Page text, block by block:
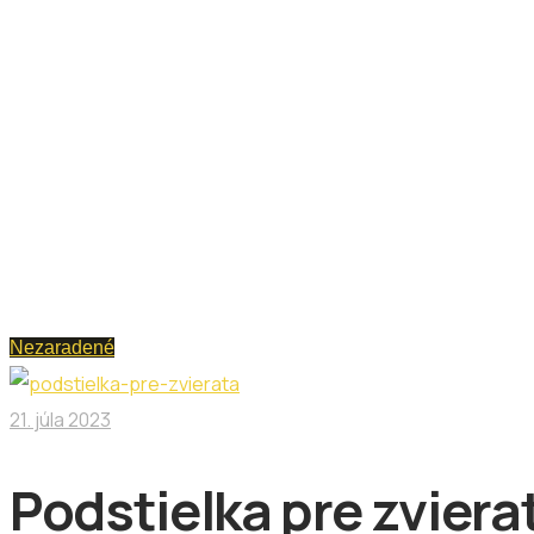
Nezaradené
21. júla 2023
Podstielka pre